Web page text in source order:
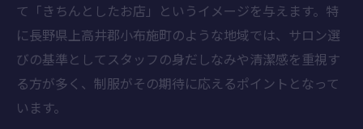
て「きちんとしたお店」というイメージを与えます。特
に長野県上高井郡小布施町のような地域では、サロン選
びの基準としてスタッフの身だしなみや清潔感を重視す
る方が多く、制服がその期待に応えるポイントとなって
います。